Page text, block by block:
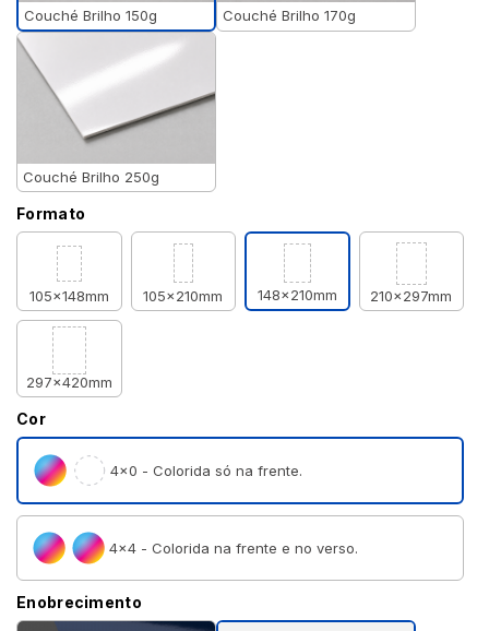
Couché Brilho 150g Couché Brilho 170g
Couché Brilho 250g
Formato
105x148mm 105x210mm 148x210mm 210x297mm
297x420mm
Cor
4×0 - Colorida só na frente.
4×4 - Colorida na frente e no verso.
Enobrecimento